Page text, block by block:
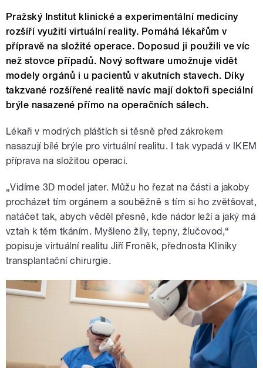
Pražský Institut klinické a experimentální medicíny
rozšíří využití virtuální reality. Pomáhá lékařům v
přípravě na složité operace. Doposud ji použili ve víc
než stovce případů. Nový software umožnuje vidět
modely orgánů i u pacientů v akutních stavech. Díky
takzvané rozšířené realitě navíc mají doktoři speciální
brýle nasazené přímo na operačních sálech.
Lékaři v modrých pláštích si těsně před zákrokem
nasazují bílé brýle pro virtuální realitu. I tak vypadá v IKEM
příprava na složitou operaci.
„Vidíme 3D model jater. Můžu ho řezat na části a jakoby
procházet tím orgánem a souběžně s tím si ho zvětšovat,
natáčet tak, abych věděl přesně, kde nádor leží a jaký má
vztah k těm tkáním. Myšleno žíly, tepny, žlučovod,“
popisuje virtuální realitu Jiří Froněk, přednosta Kliniky
transplantační chirurgie.